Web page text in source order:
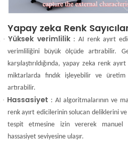
Yapay zeka Renk
· Yüksek verimlilik : AI renk ayırt
verimliliğini büyük ölçüde artırabilir.
karşılaştırıldığında, yapay zeka renk
miktarlarda fındık işleyebilir ve üretim
artırabilir.
Hassasiyet : AI algoritmalarının ve
renk ayırt edicilerinin solucan deliklerini
tespit etmesine izin vererek manuel
hassasiyet seviyesine ulaşır.